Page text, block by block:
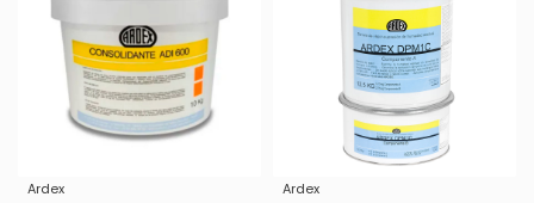
Ardex Ardex